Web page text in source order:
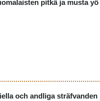
pitkä ja musta yö
och andliga sträfvanden